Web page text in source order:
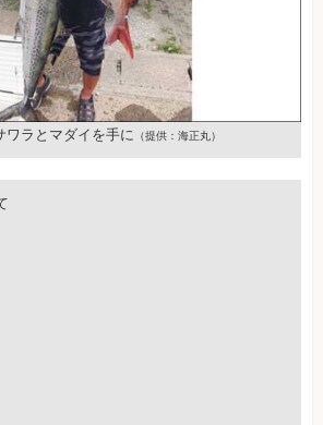
ワラとマダイを手に （提供：海正丸）